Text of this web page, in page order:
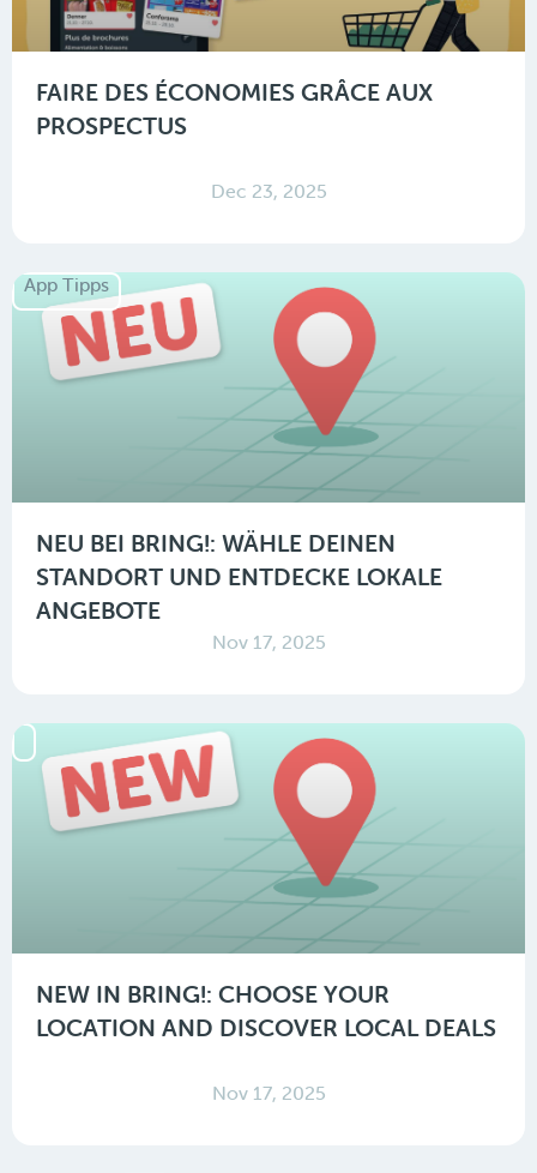
FAIRE DES ÉCONOMIES GRÂCE AUX
PROSPECTUS
Dec 23, 2025
App Tipps
NEU BEI BRING!: WÄHLE DEINEN
STANDORT UND ENTDECKE LOKALE
ANGEBOTE
Nov 17, 2025
NEW IN BRING!: CHOOSE YOUR
LOCATION AND DISCOVER LOCAL DEALS
Nov 17, 2025